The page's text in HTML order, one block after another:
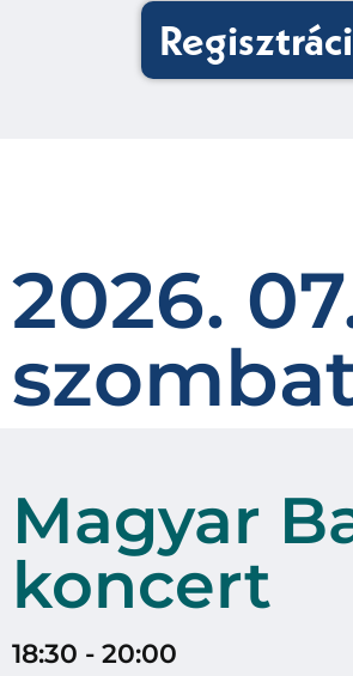
2026.
Magyar
koncert
18:30 - 20:00